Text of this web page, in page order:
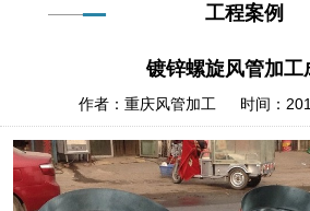
工程案例
镀锌螺旋风管加工
作者：重庆风管加工 时间：